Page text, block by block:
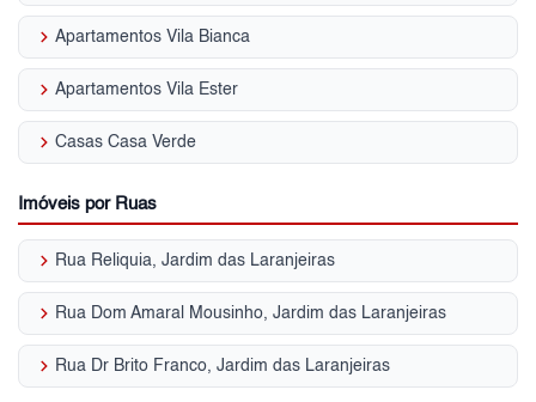
keyboard_arrow_right Apartamentos Vila Bianca
keyboard_arrow_right Apartamentos Vila Ester
keyboard_arrow_right Casas Casa Verde
Imóveis por Ruas
keyboard_arrow_right Rua Reliquia, Jardim das Laranjeiras
keyboard_arrow_right Rua Dom Amaral Mousinho, Jardim das Laranjeiras
keyboard_arrow_right Rua Dr Brito Franco, Jardim das Laranjeiras